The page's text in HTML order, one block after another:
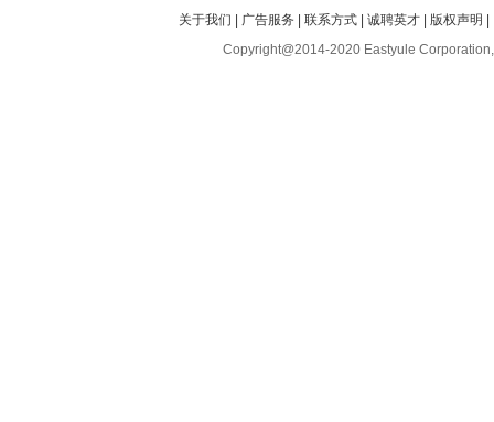
关于我们 | 广告服务 |联系方式 |诚聘英才 | 版权声明 |
Copyright@2014-2020 Eastyule